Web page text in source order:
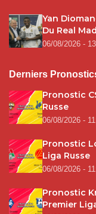
Yan
Du Real
06/08/2026 -
Derniers
Pronostic
Russe
06/08/2026 -
Pronostic
Liga Russe
06/08/2026 -
Pronostic
Premier